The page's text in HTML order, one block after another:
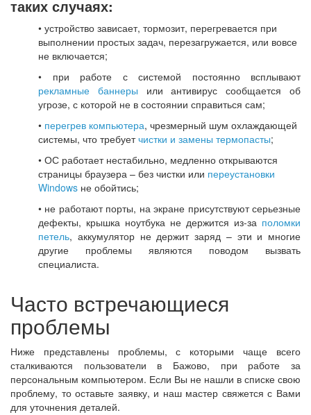
таких случаях:
• устройство зависает, тормозит, перегревается при
выполнении простых задач, перезагружается, или вовсе
не включается;
• при работе с системой постоянно всплывают
рекламные баннеры или антивирус сообщается об
угрозе, с которой не в состоянии справиться сам;
• перегрев компьютера, чрезмерный шум охлаждающей
системы, что требуетчистки и замены термопасты;
• ОС работает нестабильно, медленно открываются
страницы браузера – без чистки или переустановки
Windows не обойтись;
• не работают порты, на экране присутствуют серьезные
дефекты, крышка ноутбука не держится из-за поломки
петель, аккумулятор не держит заряд – эти и многие
другие проблемы являются поводом вызвать
специалиста.
Часто встречающиеся
проблемы
Ниже представлены проблемы, с которыми чаще всего
сталкиваются пользователи в Бажово, при работе за
персональным компьютером. Если Вы не нашли в списке свою
проблему, то оставьте заявку, и наш мастер свяжется с Вами
для уточнения деталей.